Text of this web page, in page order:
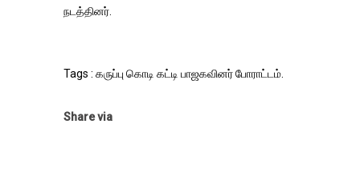
நடத்தினர்.
Tags : கருப்பு கொடி கட்டி பாஜகவினர் போராட்டம்.
Share via